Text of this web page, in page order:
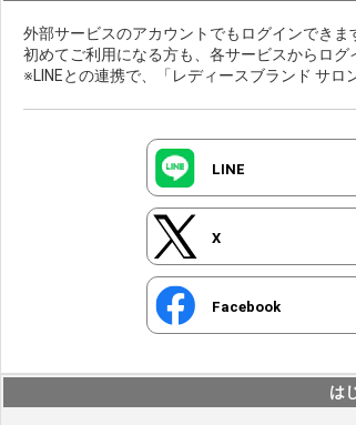
外部サービスのアカウントでもログインできま
初めてご利用になる方も、各サービスからログ
※LINEとの連携で、「レディースブランド サロ
LINE
X
Facebook
は